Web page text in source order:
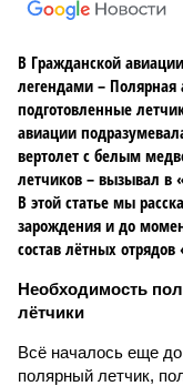
В Гражданской
легендами –
подготовленные
авиации
вертолет с белым
летчиков – вызывал в
В этой статье мы
зарождения и до
состав лётных
Необходимость
лётчики
Всё началось еще
полярный летчик,